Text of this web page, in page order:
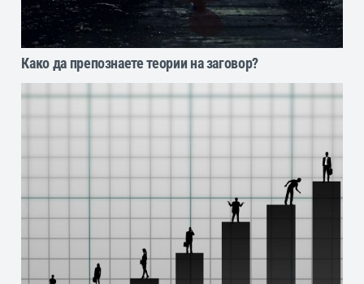
Како да препознаете теории на заговор?